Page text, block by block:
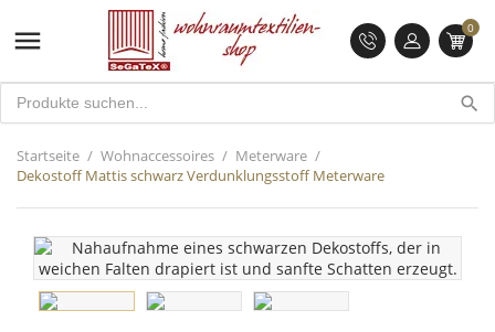
 0
search
Startseite Wohnaccessoires
Meterware
Dekostoff Mattis schwarz Verdunklungsstoff Meterware